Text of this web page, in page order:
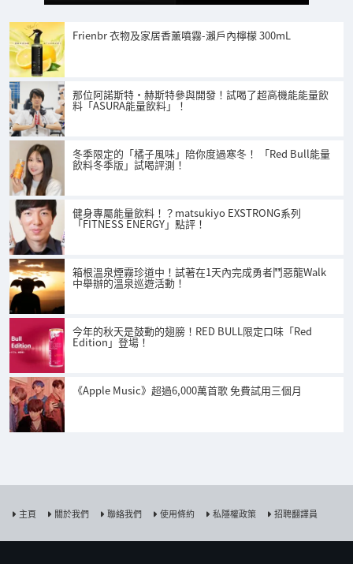
Frienbr 衣物及家居香薰噴霧-瀨戶內檸檬 300mL
那位阿諾斯特·赫斯特參與開發！試喝了超高機能能量飲
料「ASURA能量飲料」！
冬季限定的「橘子風味」陪你度過寒冬！ 「Red Bull能量
飲料冬季版」試喝評測！
健身專屬能量飲料！？matsukiyo EXSTRONG系列
「FITNESS ENERGY」點評！
箱根溫泉煙霧珍道中！試著在1天內完成勇者鬥惡龍Walk
中舉辦的溫泉巡遊活動！
今年的秋天是鼓動的翅膀！RED BULL限定口味「Red
Edition」登場！
《Apple Music》超過6,000萬首歌 免費試用三個月
主頁 關於我們 聯絡我們 使用條約 私隱權政策 招聘翻譯員